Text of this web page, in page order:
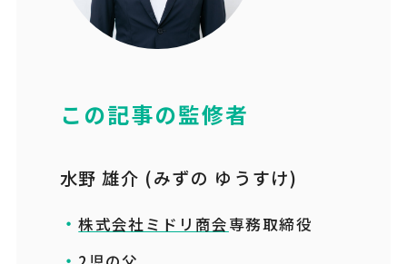
この記事の監修者
水野 雄介 (みずの ゆうすけ)
株式会社ミドリ商会専務取締役